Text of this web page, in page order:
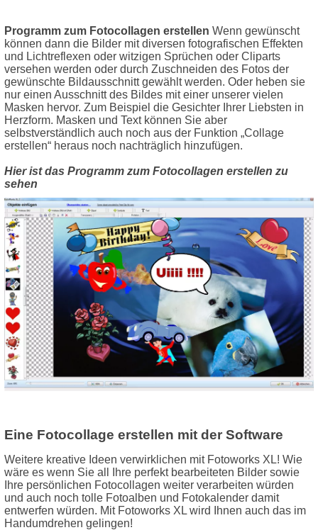
Programm zum Fotocollagen erstellen Wenn gewünscht
können dann die Bilder mit diversen fotografischen Effekten
und Lichtreflexen oder witzigen Sprüchen oder Cliparts
versehen werden oder durch Zuschneiden des Fotos der
gewünschte Bildausschnitt gewählt werden. Oder heben sie
nur einen Ausschnitt des Bildes mit einer unserer vielen
Masken hervor. Zum Beispiel die Gesichter Ihrer Liebsten in
Herzform. Masken und Text können Sie aber
selbstverständlich auch noch aus der Funktion „Collage
erstellen“ heraus noch nachträglich hinzufügen.
Hier ist das Programm zum Fotocollagen erstellen zu
sehen
Eine Fotocollage erstellen mit der Software
Weitere kreative Ideen verwirklichen mit Fotoworks XL! Wie
wäre es wenn Sie all Ihre perfekt bearbeiteten Bilder sowie
Ihre persönlichen Fotocollagen weiter verarbeiten würden
und auch noch tolle Fotoalben und Fotokalender damit
entwerfen würden. Mit Fotoworks XL wird Ihnen auch das im
Handumdrehen gelingen!